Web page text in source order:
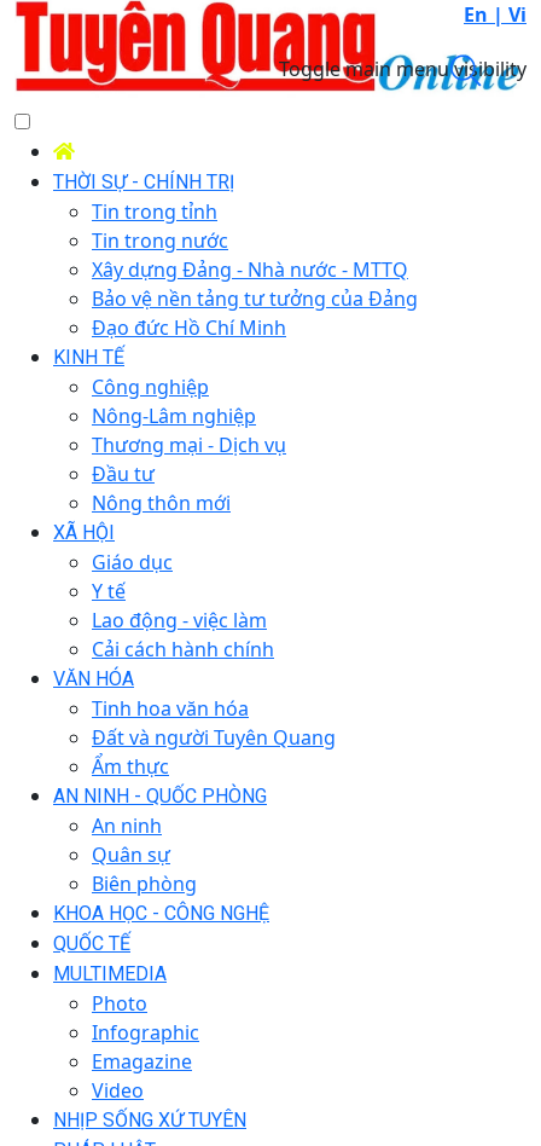
En | Vi
Toggle main menu visibility
THỜI SỰ - CHÍNH TRỊ
Tin trong tỉnh
Tin trong nước
Xây dựng Đảng - Nhà nước - MTTQ
Bảo vệ nền tảng tư tưởng của Đảng
Đạo đức Hồ Chí Minh
KINH TẾ
Công nghiệp
Nông-Lâm nghiệp
Thương mại - Dịch vụ
Đầu tư
Nông thôn mới
XÃ HỘI
Giáo dục
Y tế
Lao động - việc làm
Cải cách hành chính
VĂN HÓA
Tinh hoa văn hóa
Đất và người Tuyên Quang
Ẩm thực
AN NINH - QUỐC PHÒNG
An ninh
Quân sự
Biên phòng
KHOA HỌC - CÔNG NGHỆ
QUỐC TẾ
MULTIMEDIA
Photo
Infographic
Emagazine
Video
NHỊP SỐNG XỨ TUYÊN